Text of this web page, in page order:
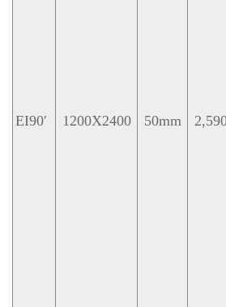
EI90′ 1200X2400 50mm